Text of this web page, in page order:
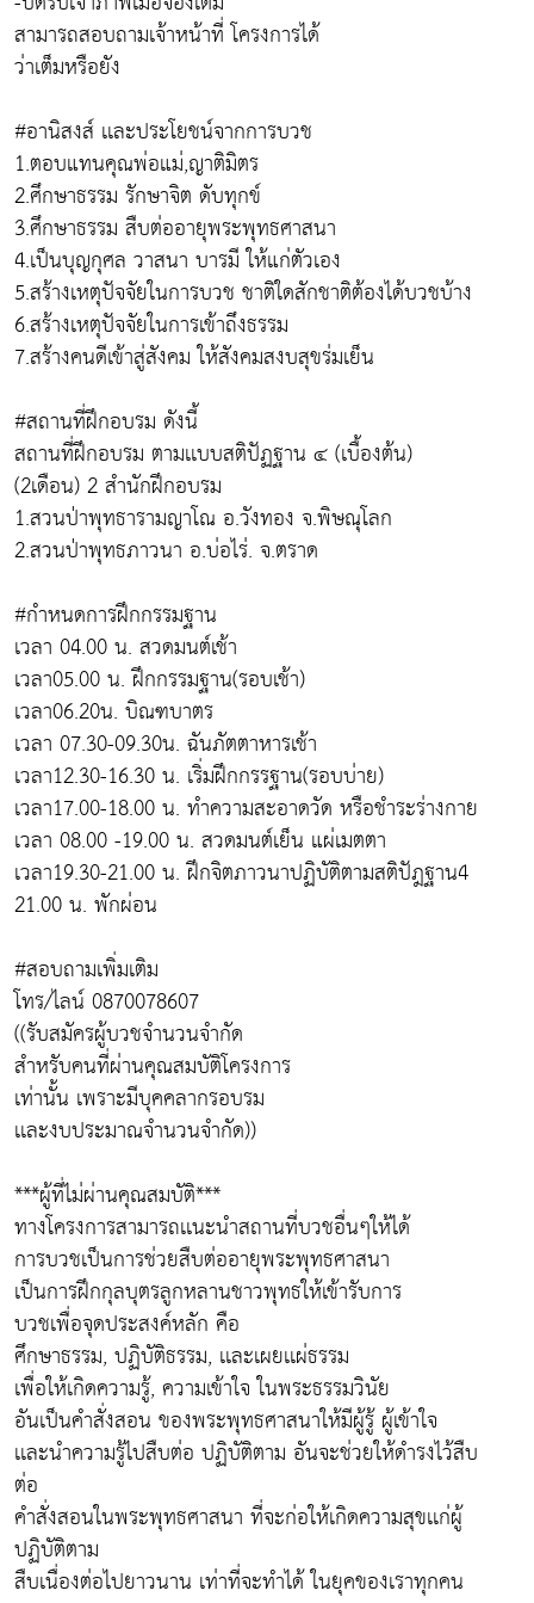
สามารถสอบถามเจ้าหน้าที่ โครงการได้
ว่าเต็มหรือยัง
#อานิสงส์ เเละประโยชน์จากการบวช
1.ตอบแทนคุณพ่อแม่,ญาติมิตร
2.ศึกษาธรรม รักษาจิต ดับทุกข์
3.ศึกษาธรรม สืบต่ออายุพระพุทธศาสนา
4.เป็นบุญกุศล วาสนา บารมี ให้แก่ตัวเอง
5.สร้างเหตุปัจจัยในการบวช ชาติใดสักชาติต้องได้บวชบ้าง
6.สร้างเหตุปัจจัยในการเข้าถึงธรรม
7.สร้างคนดีเข้าสู่สังคม ให้สังคมสงบสุขร่มเย็น
#สถานที่ฝึกอบรม ดังนี้
สถานที่ฝึกอบรม ตามเเบบสติปัฏฐาน ๔ (เบื้องต้น)
(2เดือน) 2 สำนักฝึกอบรม
1.สวนป่าพุทธารามญาโณ อ.วังทอง จ.พิษณุโลก
2.สวนป่าพุทธภาวนา อ.บ่อไร่. จ.ตราด
#กำหนดการฝึกกรรมฐาน
เวลา 04.00 น. สวดมนต์เช้า
เวลา05.00 น. ฝึกกรรมฐาน(รอบเช้า)
เวลา06.20น. บิณฑบาตร
เวลา 07.30-09.30น. ฉันภัตตาหารเช้า
เวลา12.30-16.30 น. เริ่มฝึกกรรฐาน(รอบบ่าย)
เวลา17.00-18.00 น. ทำความสะอาดวัด หรือชำระร่างกาย
เวลา 08.00 -19.00 น. สวดมนต์เย็น แผ่เมตตา
เวลา19.30-21.00 น. ฝึกจิตภาวนาปฏิบัติตามสติปัฎฐาน4
21.00 น. พักผ่อน
#สอบถามเพิ่มเติม
โทร/ไลน์ 0870078607
((รับสมัครผู้บวชจำนวนจำกัด
สำหรับคนที่ผ่านคุณสมบัติโครงการ
เท่านั้น เพราะมีบุคคลากรอบรม
เเละงบประมาณจำนวนจำกัด))
***ผู้ที่ไม่ผ่านคุณสมบัติ***
ทางโครงการสามารถเเนะนำสถานที่บวชอื่นๆให้ได้
การบวชเป็นการช่วยสืบต่ออายุพระพุทธศาสนา
เป็นการฝึกกุลบุตรลูกหลานชาวพุทธให้เข้ารับการ
บวชเพื่อจุดประสงค์หลัก คือ
ศึกษาธรรม, ปฏิบัติธรรม, เเละเผยเเผ่ธรรม
เพื่อให้เกิดความรู้, ความเข้าใจ ในพระธรรมวินัย
อันเป็นคำสั่งสอน ของพระพุทธศาสนาให้มีผู้รู้ ผู้เข้าใจ
เเละนำความรู้ไปสืบต่อ ปฏิบัติตาม อันจะช่วยให้ดำรงไว้สืบ
ต่อ
คำสั่งสอนในพระพุทธศาสนา ที่จะก่อให้เกิดความสุขเเก่ผู้
ปฏิบัติตาม
สืบเนื่องต่อไปยาวนาน เท่าที่จะทำได้ ในยุคของเราทุกคน